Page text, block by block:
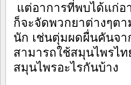
แต่อาการที่พบได้แก่
ก็จะจัดพวกยาต่างๆต
นัก เช่นตุ่มผดผื่นคันจา
สามารถใช้สมุนไพรไ
สมุนไพรอะไรกันบ้าง